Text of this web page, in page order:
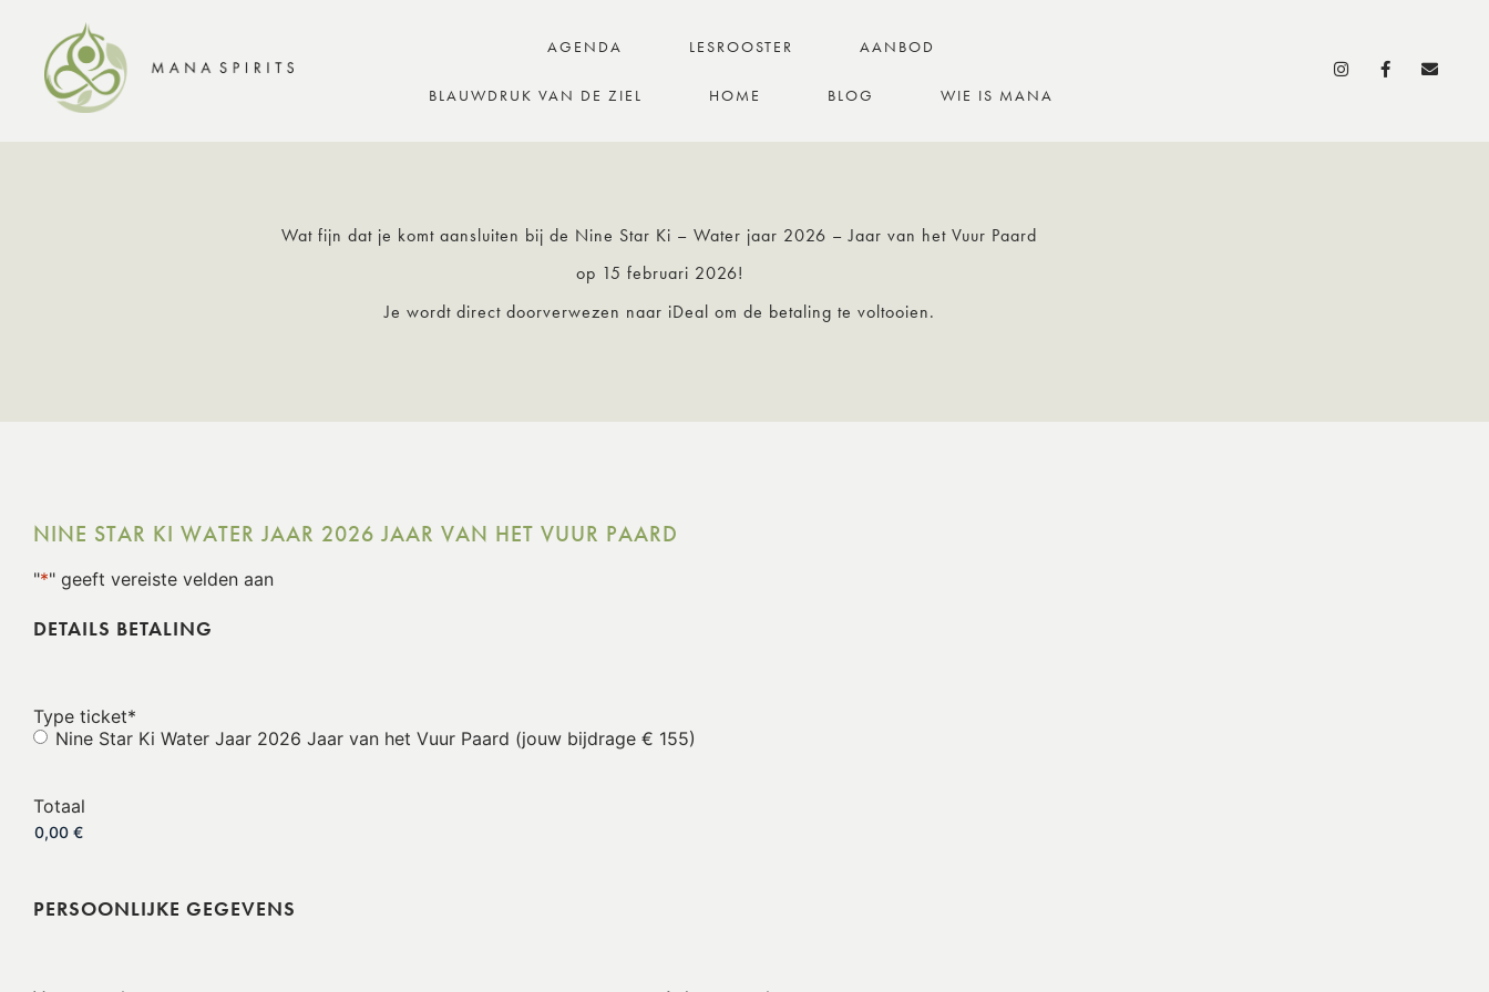
AGENDA LESROOSTER AANBOD
BLAUWDRUK VAN DE ZIEL HOME BLOG WIE IS MANA
Wat fijn dat je komt aansluiten bij de Nine Star Ki – Water jaar 2026 – Jaar van het Vuur Paard
op 15 februari 2026!
Je wordt direct doorverwezen naar iDeal om de betaling te voltooien.
NINE STAR KI WATER JAAR 2026 JAAR VAN HET VUUR PAARD​
"*" geeft vereiste velden aan
DETAILS BETALING
Type ticket*
Nine Star Ki Water Jaar 2026 Jaar van het Vuur Paard​ (jouw bijdrage € 155)
Totaal
PERSOONLIJKE GEGEVENS